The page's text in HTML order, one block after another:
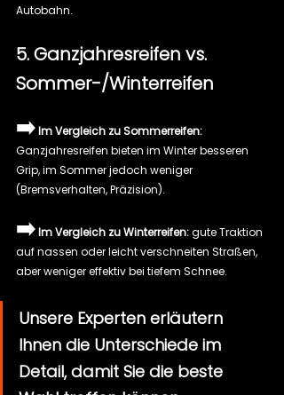
Autobahn.
5. Ganzjahresreifen vs.
Sommer-/Winterreifen
➡️Im Vergleich zu Sommerreifen:
Ganzjahresreifen bieten im Winter besseren
Grip, im Sommer jedoch weniger
(Bremsverhalten, Präzision).
➡️Im Vergleich zu Winterreifen: gute Traktion
auf nassen oder leicht verschneiten Straßen,
aber weniger effektiv bei tiefem Schnee.
Unsere Experten erläutern
Ihnen die Unterschiede im
Detail, damit Sie die beste